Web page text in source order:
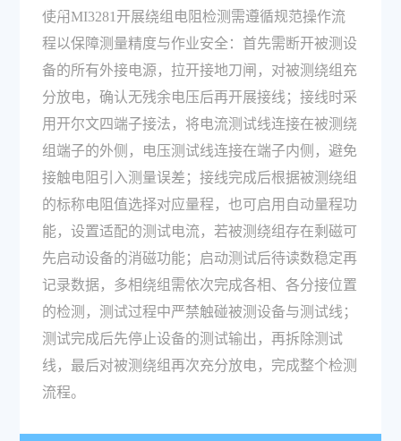
什么？
使用MI3281开展绕组电阻检测需遵循规范操作流
程以保障测量精度与作业安全：首先需断开被测设
备的所有外接电源，拉开接地刀闸，对被测绕组充
分放电，确认无残余电压后再开展接线；接线时采
用开尔文四端子接法，将电流测试线连接在被测绕
组端子的外侧，电压测试线连接在端子内侧，避免
接触电阻引入测量误差；接线完成后根据被测绕组
的标称电阻值选择对应量程，也可启用自动量程功
能，设置适配的测试电流，若被测绕组存在剩磁可
先启动设备的消磁功能；启动测试后待读数稳定再
记录数据，多相绕组需依次完成各相、各分接位置
的检测，测试过程中严禁触碰被测设备与测试线；
测试完成后先停止设备的测试输出，再拆除测试
线，最后对被测绕组再次充分放电，完成整个检测
流程。